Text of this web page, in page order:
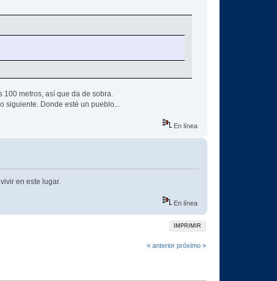
100 metros, así que da de sobra.
siguiente. Donde esté un pueblo...
En línea
en este lugar.
En línea
IMPRIMIR
« anterior próximo »